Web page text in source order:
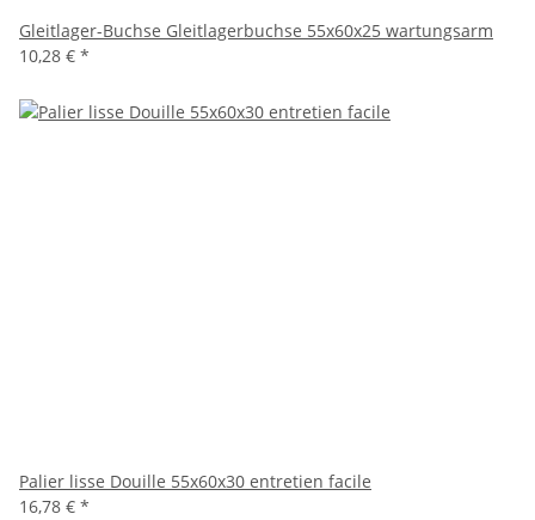
Gleitlager-Buchse Gleitlagerbuchse 55x60x25 wartungsarm
10,28 € *
Palier lisse Douille 55x60x30 entretien facile
16,78 € *